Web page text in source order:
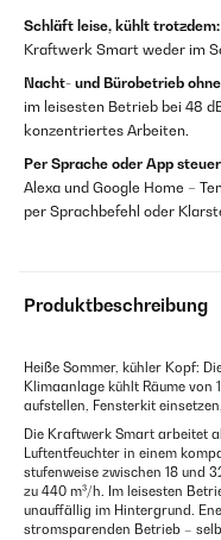
Schläft leise, kühlt trotzdem:
Kraftwerk Smart weder im
Nacht- und Bürobetrieb
im leisesten Betrieb bei 48
konzentriertes Arbeiten.
Per Sprache oder App
Alexa und Google Home –
per Sprachbefehl oder
Produktbeschreibung
Heiße Sommer, kühler Kopf:
Klimaanlage kühlt Räume von
aufstellen, Fensterkit
Die Kraftwerk Smart arbeitet
Luftentfeuchter in einem
stufenweise zwischen 18 und
zu 440 m³/h. Im leisesten
unauffällig im Hintergrund.
stromsparenden Betrieb –